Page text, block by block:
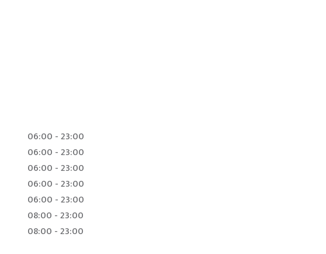
06:00 - 23:00
06:00 - 23:00
06:00 - 23:00
06:00 - 23:00
06:00 - 23:00
08:00 - 23:00
08:00 - 23:00